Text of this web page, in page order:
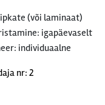
(või laminaat)
igapäevaselt
individuaalne
nr: 2